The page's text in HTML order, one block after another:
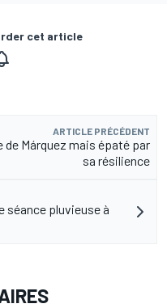
cet article
ARTICLE PRÉCÉDENT
de Márquez mais épaté par
sa résilience
séance pluvieuse à